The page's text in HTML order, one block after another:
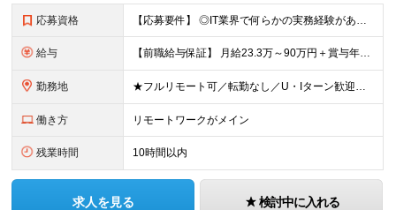
応募資格 【応募要件】 ◎IT業界で何らかの実務経験がある方 └2～3ヶ月の実務経験のある方は歓迎します！ 例）PCキッティングやモバイル通信基地局の業務経験者など インフラエンジニアとしてご経験のある方は、
給与 【前職給与保証】 月給23.3万～90万円＋賞与年2回＋インセンティブ ★年収1000万円以上の実績あり！ ※上記月給には月20～30時間分（2万9,300円～21万7,900円）の固定残業代を含み
勤務地 ★フルリモート可／転勤なし／U・Iターン歓迎★ ◎勤務地は相談の上、ご自宅近くに調整します！ 【勤務地】 本社、または東京／埼玉／千葉／神奈川／愛知／仙台のクライアント先 ◎完全在宅（フルリモート）
働き方 リモートワークがメイン
残業時間 10時間以内
求人を見る 検討中に入れる